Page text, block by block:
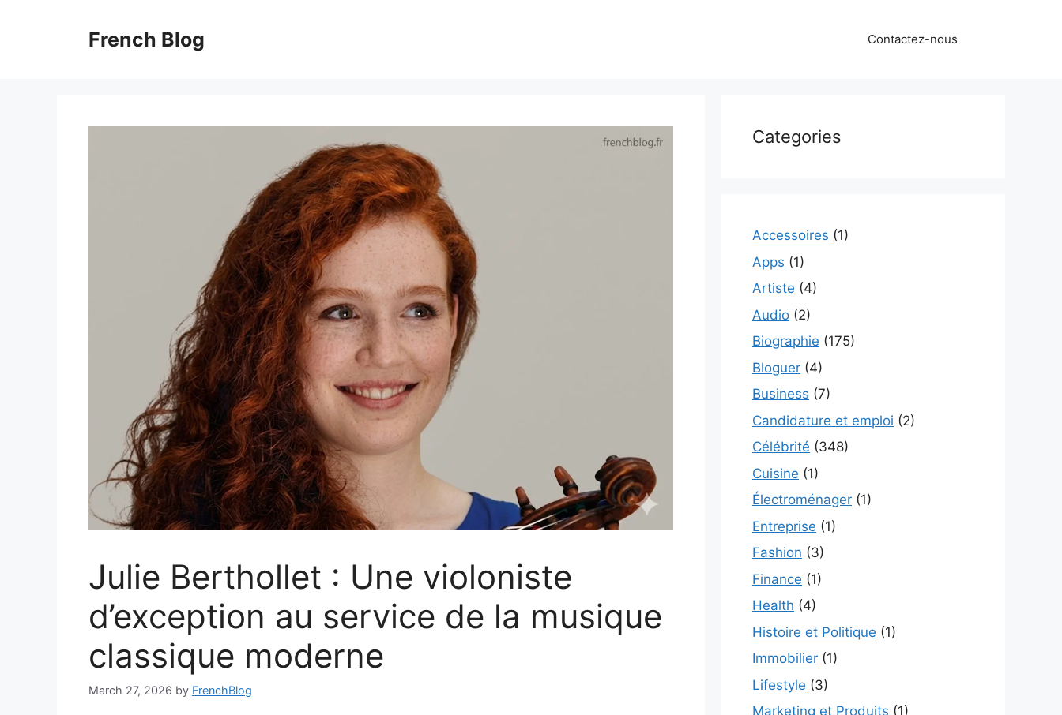
French Blog Contactez-nous
Julie Berthollet : Une violoniste
d’exception au service de la musique
classique moderne
March 27, 2026 by FrenchBlog
Categories
Accessoires (1)
Apps (1)
Artiste (4)
Audio (2)
Biographie (175)
Bloguer (4)
Business (7)
Candidature et emploi (2)
Célébrité (348)
Cuisine (1)
Électroménager (1)
Entreprise (1)
Fashion (3)
Finance (1)
Health (4)
Histoire et Politique (1)
Immobilier (1)
Lifestyle (3)
Marketing et Produits (1)